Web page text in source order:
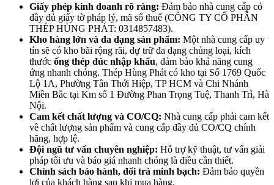
Giấy phép kinh doanh rõ ràng: Đảm bảo nhà cung cấp có
đầy đủ giấy tờ pháp lý, mã số thuế (CÔNG TY CỔ PHẦN
THÉP HÙNG PHÁT: 0314857483).
Kho hàng lớn và đa dạng sản phẩm: Một nhà cung cấp uy
tín sẽ có kho bãi rộng rãi, dự trữ đa dạng chủng loại, kích
thước ống thép đúc nhập khẩu, đảm bảo khả năng cung
ứng nhanh chóng. Thép Hùng Phát có kho tại Số 1769 Quốc
Lộ 1A, Phường Tân Thới Hiệp, TP HCM và Chi Nhánh
Miền Bắc tại Km số 1 Đường Phan Trọng Tuệ, Thanh Trì, Hà
Nội.
Cam kết chất lượng và CO/CQ: Nhà cung cấp phải cam kết
về chất lượng sản phẩm và cung cấp đầy đủ CO/CQ chính
hãng, hợp lệ.
Đội ngũ tư vấn chuyên nghiệp: Hỗ trợ kỹ thuật, tư vấn giải
pháp tối ưu và báo giá nhanh chóng là điều cần thiết.
Chính sách bảo hành, đổi trả minh bạch: Đảm bảo quyền
lợi của khách hàng sau khi mua hàng.